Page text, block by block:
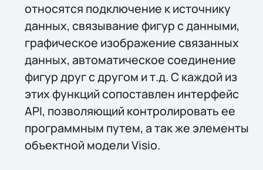
относятся подключение к источнику
данных, связывание фигур с данными,
графическое изображение связанных
данных, автоматическое соединение
фигур друг с другом и т.д. С каждой из
этих функций сопоставлен интерфейс
API, позволяющий контролировать ее
программным путем, а так же элементы
объектной модели Visio.